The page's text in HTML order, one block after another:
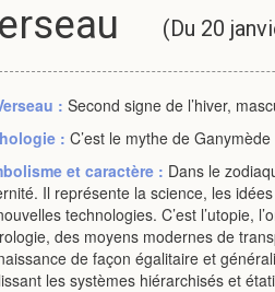
(Du 20
: Second signe de l’hiver,
: C’est le mythe de
et caractère : Dans le
Il représente la science, les
technologies. C’est l’utopie,
des moyens modernes de
de façon égalitaire et
les systèmes hiérarchisés et